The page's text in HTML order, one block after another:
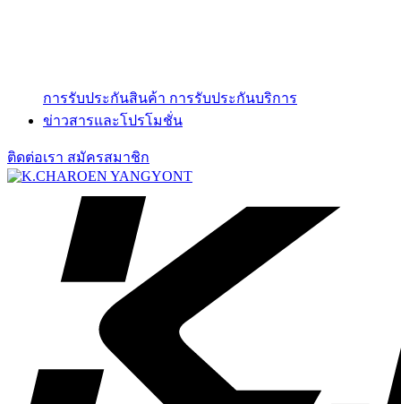
การรับประกันสินค้า การรับประกันบริการ
ข่าวสารและโปรโมชั่น
ติดต่อเรา สมัครสมาชิก